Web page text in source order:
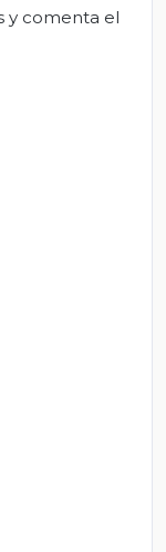
y comenta el